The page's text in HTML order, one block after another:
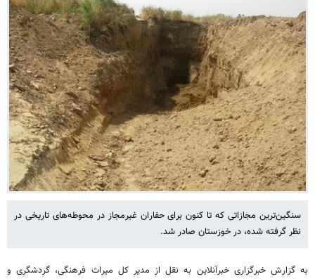
سنگین‌ترین مجازاتی که تا کنون برای حفاران غیرمجاز در محوطه‌های تاریخی در
نظر گرفته شده، در خوزستان صادر شد.
به گزارش خبرگزاری خبرآنلاین به نقل از مدیر کل میراث فرهنگی، گردشگری و